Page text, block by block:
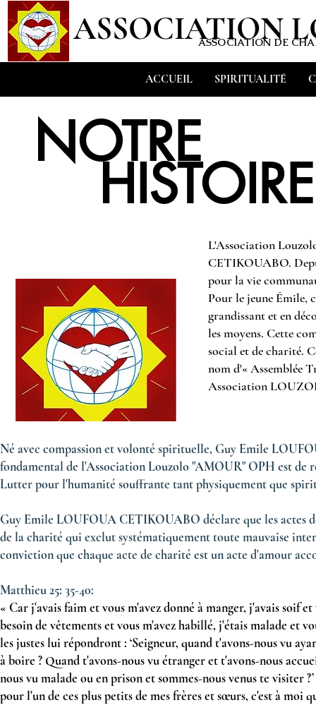
ASSOCIATION
ASSOCIATION DE
NOTRE
HISTOIRE
L'Association
CETIKOUABO.
pour la vie
Pour le jeune Émile,
grandissant et en
les moyens. Cette
social et de charité.
nom d'« Assemblée
Association
Né avec compassion et volonté spirituelle, Guy Emile
fondamental de l'Association Louzolo "AMOUR" OPH est de
Lutter pour l'humanité souffrante tant physiquement que
Guy Emile LOUFOUA CETIKOUABO déclare que les actes
de la charité qui exclut systématiquement toute mauvaise
conviction que chaque acte de charité est un acte d'amour
Matthieu 25: 35-40:
« Car j'avais faim et vous m'avez donné à manger, j'avais soif
besoin de vêtements et vous m'avez habillé, j'étais malade et
les justes lui répondront : ‘Seigneur, quand t'avons-nous vu
à boire ? Quand t'avons-nous vu étranger et t'avons-nous
nous vu malade ou en prison et sommes-nous venus te visiter
pour l'un de ces plus petits de mes frères et sœurs, c'est à moi
ACCUEIL SPIRITUALITÉ